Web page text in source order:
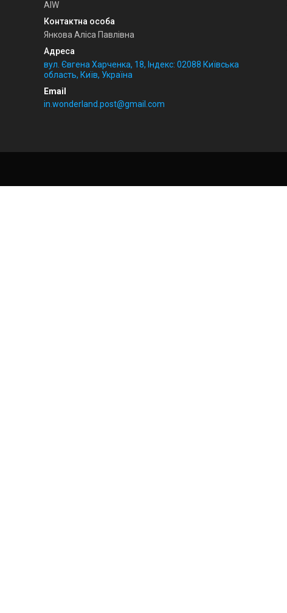
AIW
Янкова Аліса Павлівна
вул. Євгена Харченка, 18, Індекс: 02088 Київська
область, Київ, Україна
in.wonderland.post@gmail.com